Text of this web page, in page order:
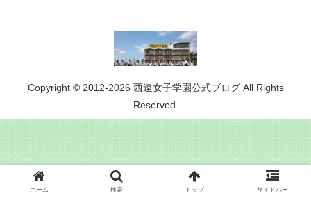
Copyright © 2012-2026 西遠女子学園公式ブログ All Rights
Reserved.
ホーム 検索 トップ サイドバー